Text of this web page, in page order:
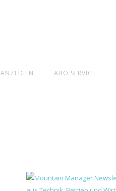
ANZEIGEN ABO SERVICE